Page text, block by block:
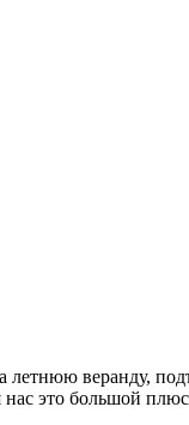
веранду,
нас это большой